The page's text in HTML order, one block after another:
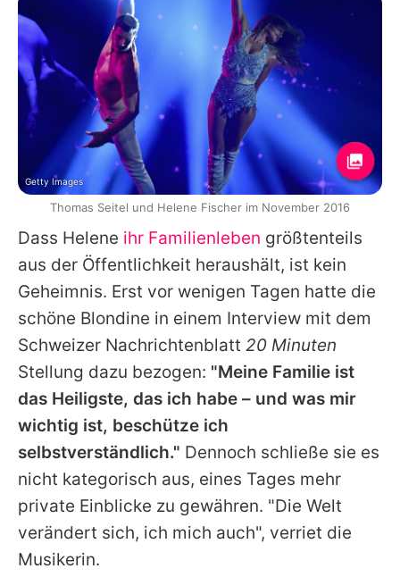
Dass Helene ihr Familienleben größtenteils
aus der Öffentlichkeit heraushält, ist kein
Geheimnis. Erst vor wenigen Tagen hatte die
schöne Blondine in einem Interview mit dem
Schweizer Nachrichtenblatt 20 Minuten
Stellung dazu bezogen: "Meine Familie ist
das Heiligste, das ich habe – und was mir
wichtig ist, beschütze ich
selbstverständlich." Dennoch schließe sie es
nicht kategorisch aus, eines Tages mehr
private Einblicke zu gewähren. "Die Welt
verändert sich, ich mich auch", verriet die
Musikerin.
Getty Images
Thomas Seitel und Helene Fischer im November 2016